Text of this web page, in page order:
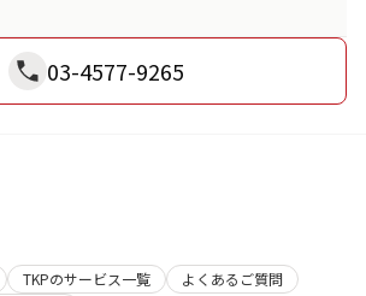
03-4577-9265
TKPのサービス一覧
よくあるご質問